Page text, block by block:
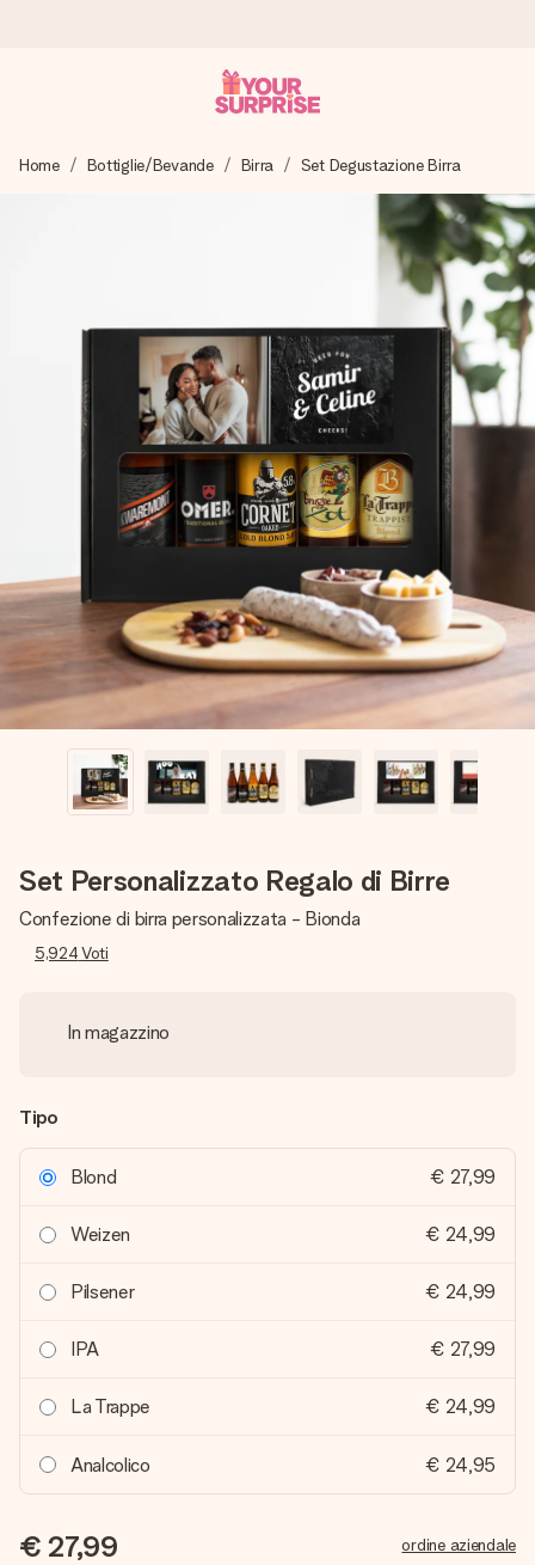
Prepariamo il tuo regalo con attenzione e lo spediamo in un
lampo – così potrai consegnarlo al momento giusto, quando
4,7 (basato su +15.000 recensioni)
I nostri regali ispirano. I clienti ci valutano 4,7 su Google
Reviews.
Biglietto d'auguri gratuito
Realizza qualcosa di unico in pochi passi – con il suo nome,
una tua foto o un messaggio che tocchi il cuore. Nessuna
complicazione, solo tanto amore per il momento perfetto.
Home Bottiglie/Bevande Birra Set Degustazione Birra
Set Personalizzato Regalo di Birre
Confezione di birra personalizzata - Bionda
5,924Voti
In magazzino
Tipo
Blond € 27,99
Weizen € 24,99
Pilsener € 24,99
IPA € 27,99
La Trappe € 24,99
Analcolico € 24,95
€ 27,99 ordine aziendale